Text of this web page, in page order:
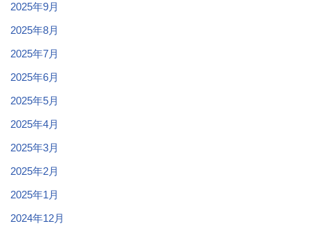
2025年9月
2025年8月
2025年7月
2025年6月
2025年5月
2025年4月
2025年3月
2025年2月
2025年1月
2024年12月